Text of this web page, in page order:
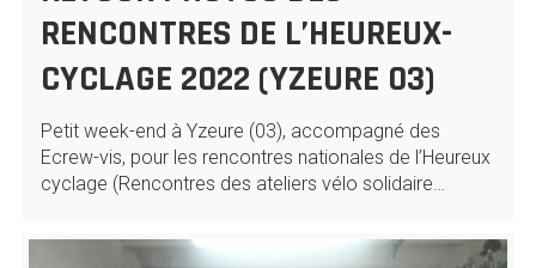
RENCONTRES DE L’HEUREUX-
CYCLAGE 2022 (YZEURE 03)
Petit week-end à Yzeure (03), accompagné des
Ecrew-vis, pour les rencontres nationales de l’Heureux
cyclage (Rencontres des ateliers vélo solidaire…